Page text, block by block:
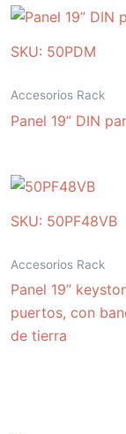
SKU: 50PDM
Accesorios Rack
Panel 19” DIN
SKU: 50PF48VB
Accesorios Rack
Panel 19”
puertos, con
de tierra